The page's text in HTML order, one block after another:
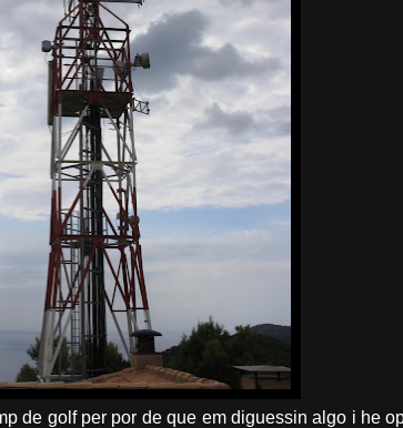
de golf per por de que em diguessin algo i he